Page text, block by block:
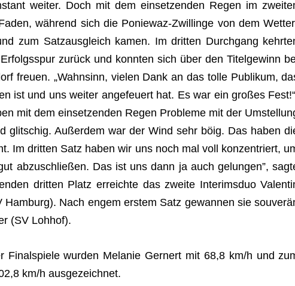
wei­ter. Doch mit dem ein­set­zen­den Regen im
wäh­rend sich die Ponie­waz-Zwil­linge von dem
zum Satz­aus­gleich kamen. Im drit­ten Durch­gang
zurück und konn­ten sich über den Titel­ge­winn
freuen. „Wahn­sinn, vie­len Dank an das tolle Publi­kum,
ist und uns wei­ter ange­feu­ert hat. Es war ein gro­ßes
mit dem ein­set­zen­den Regen Pro­bleme mit der
glit­schig. Außer­dem war der Wind sehr böig. Das haben
Im drit­ten Satz haben wir uns noch mal voll kon­zen­triert,
abzu­schlie­ßen. Das ist uns dann ja auch gelun­gen”,
drit­ten Platz erreichte das zweite Inte­rims­duo
Nach engem ers­tem Satz gewan­nen sie
(SV Lohhof).
Final­spiele wur­den Mela­nie Gern­ert mit 68,8 km/h und
km/h ausgezeichnet.